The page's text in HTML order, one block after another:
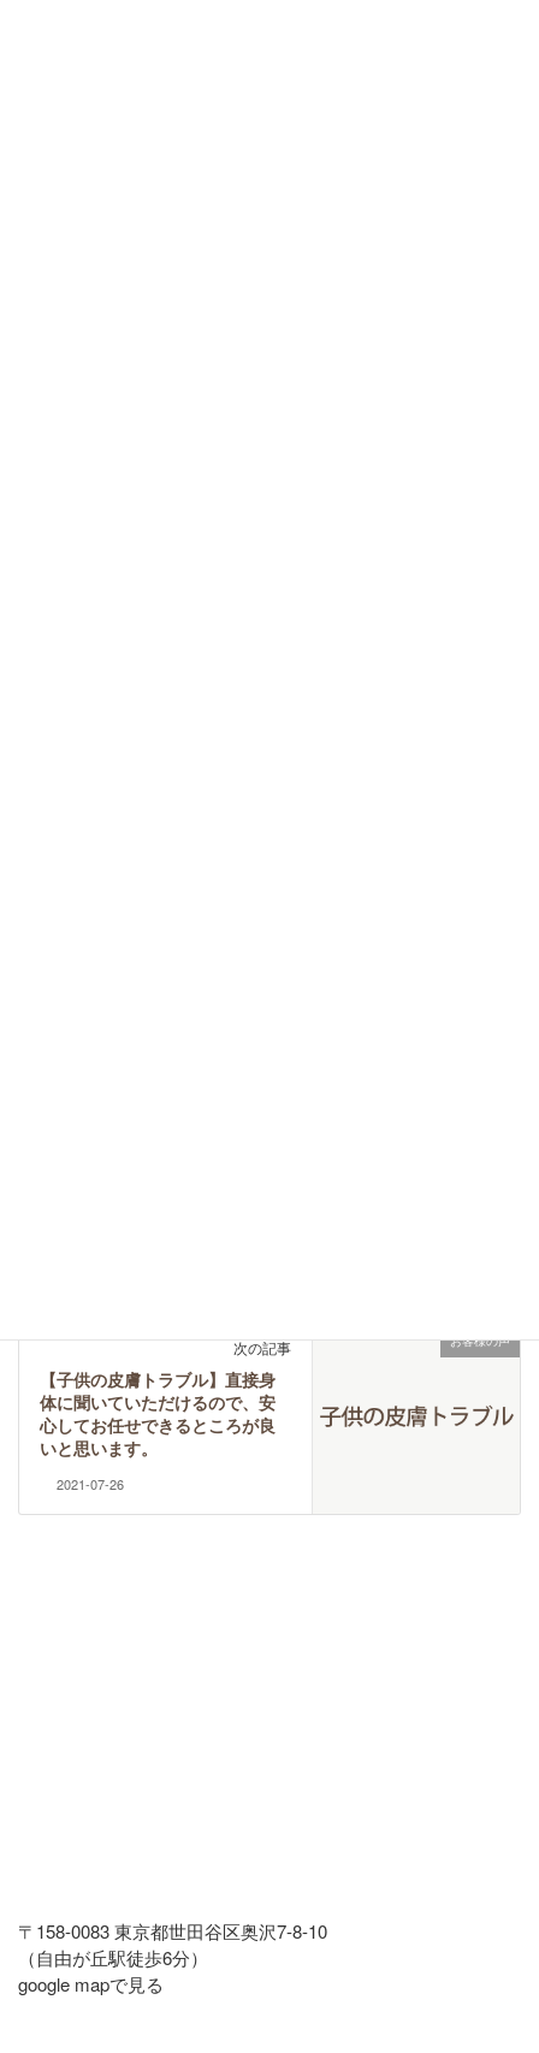
お客様の声
次の記事
【子供の皮膚トラブル】直接身
体に聞いていただけるので、安
心してお任せできるところが良
いと思います。
2021-07-26
〒158-0083 東京都世田谷区奥沢7-8-10
（自由が丘駅徒歩6分）
google mapで見る